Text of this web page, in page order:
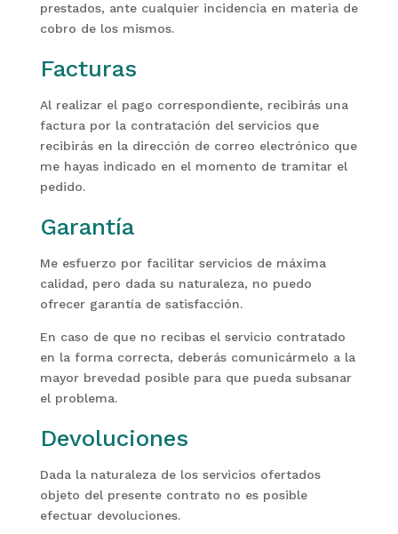
prestados, ante cualquier incidencia en materia de
cobro de los mismos.
Facturas
Al realizar el pago correspondiente, recibirás una
factura por la contratación del servicios que
recibirás en la dirección de correo electrónico que
me hayas indicado en el momento de tramitar el
pedido.
Garantía
Me esfuerzo por facilitar servicios de máxima
calidad, pero dada su naturaleza, no puedo
ofrecer garantía de satisfacción.
En caso de que no recibas el servicio contratado
en la forma correcta, deberás comunicármelo a la
mayor brevedad posible para que pueda subsanar
el problema.
Devoluciones
Dada la naturaleza de los servicios ofertados
objeto del presente contrato no es posible
efectuar devoluciones.